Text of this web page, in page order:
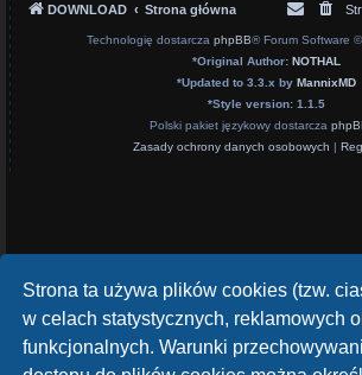
Strona ta używa plików cookies (tzw.
w celach statystycznych, reklamowych
funkcjonalnych. Warunki
DOWNLOAD Strona główna
Technologię dostarcza phpBB® Forum Software
*Original Author: NOTHAL
*Updated to 3.3.x by MannixMD
*Style version: 1.1.5
Polski pakiet językowy dostarcza
Zasady ochrony danych osobowych |
openATV Forum
https://www.opena.tv/